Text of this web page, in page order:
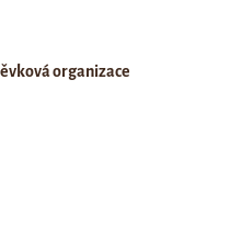
organizace